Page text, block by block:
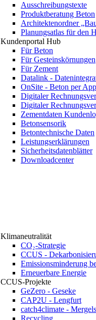
Ausschreibungstexte
Produktberatung Beton
Architektenordner
Planungsatlas für den
Kundenportal Hub
Für Beton
Für Gesteinskörnungen
Für Zement
Datalink -
OnSite - Beton per
Digitaler
Digitaler
Zementdaten
Betonsensorik
Betontechnische Daten
Leistungserklärungen
Sicherheitsdatenblätter
Downloadcenter
Klimaneutralität
CO₂-Strategie
CCUS -
Emissionsminderung
Erneuerbare Energie
CCUS-Projekte
GeZero - Geseke
CAP2U - Lengfurt
catch4climate -
Recycling